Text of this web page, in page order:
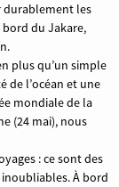
durablement les
bord du Jakare,
plus qu’un simple
de l’océan et une
mondiale de la
(24 mai), nous
: ce sont des
À bord